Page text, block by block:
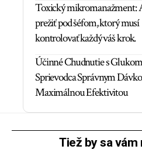
Toxický mikromanažment:
prežiť pod šéfom, ktorý musí
kontrolovať každý váš krok.
Účinné Chudnutie s
Sprievodca Správnym
Maximálnou Efektivitou
Tiež by sa